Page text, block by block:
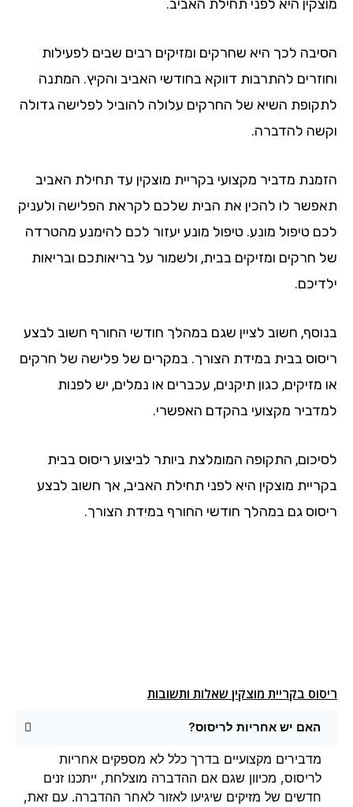
מוצקין היא לפני תחילת האביב.
הסיבה לכך היא שחרקים ומזיקים רבים שבים לפעילות
וחוזרים להתרבות דווקא בחודשי האביב והקיץ. המתנה
לתקופת השיא של החרקים עלולה להוביל לפלישה גדולה
וקשה להדברה.
הזמנת מדביר מקצועי בקריית מוצקין עד תחילת האביב
תאפשר לו להכין את הבית שלכם לקראת הפלישה ולעניק
לכם טיפול מונע. טיפול מונע יעזור לכם להימנע מהטרדה
של חרקים ומזיקים בבית, ולשמור על בריאותכם ובריאות
ילדיכם.
בנוסף, חשוב לציין שגם במהלך חודשי החורף חשוב לבצע
ריסוס בבית במידת הצורך. במקרים של פלישה של חרקים
או מזיקים, כגון תיקנים, עכברים או נמלים, יש לפנות
למדביר מקצועי בהקדם האפשרי.
לסיכום, התקופה המומלצת ביותר לביצוע ריסוס בבית
בקריית מוצקין היא לפני תחילת האביב, אך חשוב לבצע
ריסוס גם במהלך חודשי החורף במידת הצורך.
ריסוס בקריית מוצקין שאלות ותשובות
האם יש אחריות לריסוס?
מדבירים מקצועיים בדרך כלל לא מספקים אחריות
לריסוס, מכיוון שגם אם ההדברה מוצלחת, ייתכנו זנים
חדשים של מזיקים שיגיעו לאזור לאחר ההדברה. עם זאת,